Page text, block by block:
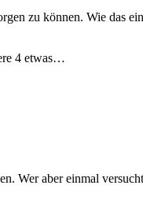
zu können. Wie das
4 etwas…
Wer aber einmal